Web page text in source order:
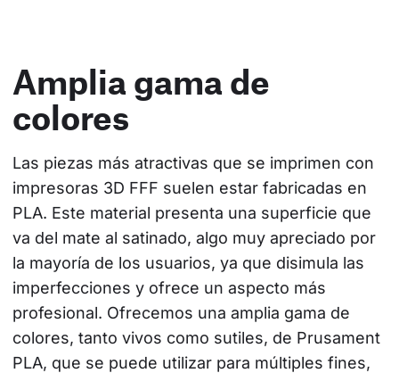
Amplia gama de
colores
Las piezas más atractivas que se imprimen con
impresoras 3D FFF suelen estar fabricadas en
PLA. Este material presenta una superficie que
va del mate al satinado, algo muy apreciado por
la mayoría de los usuarios, ya que disimula las
imperfecciones y ofrece un aspecto más
profesional. Ofrecemos una amplia gama de
colores, tanto vivos como sutiles, de Prusament
PLA, que se puede utilizar para múltiples fines,